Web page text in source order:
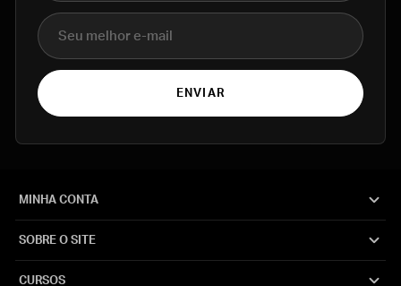
E-mail
ENVIAR
MINHA CONTA
SOBRE O SITE
CURSOS